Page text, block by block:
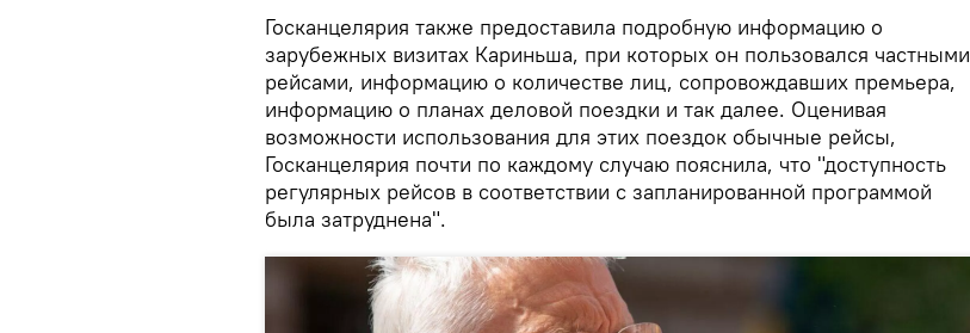
Госканцелярия также предоставила подробную информацию о
зарубежных визитах Кариньша, при которых он пользовался частными
рейсами, информацию о количестве лиц, сопровождавших премьера,
информацию о планах деловой поездки и так далее. Оценивая
возможности использования для этих поездок обычные рейсы,
Госканцелярия почти по каждому случаю пояснила, что "доступность
регулярных рейсов в соответствии с запланированной программой
была затруднена".